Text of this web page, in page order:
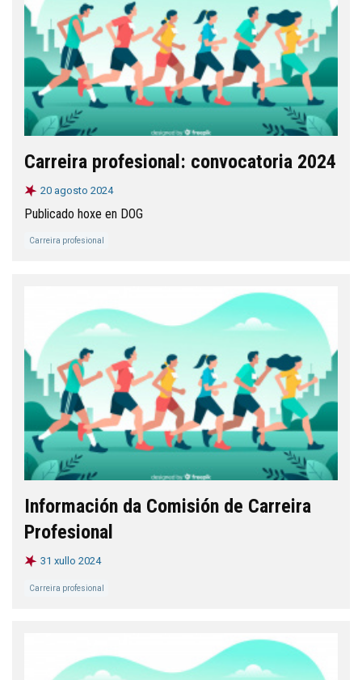
Carreira profesional: convocatoria 2024
20 agosto 2024
Publicado hoxe en DOG
Carreira profesional
Información da Comisión de Carreira
Profesional
31 xullo 2024
Carreira profesional